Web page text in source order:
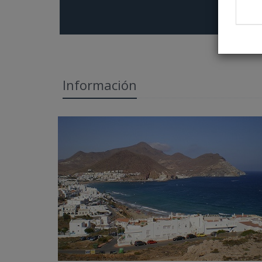
Información